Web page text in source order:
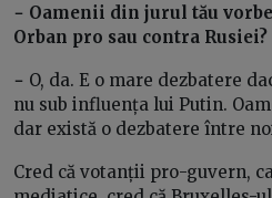
− Oamenii din jurul tău
Orban pro sau contra Rusiei?
− O, da. E o mare dezbatere
nu sub influența lui Putin.
dar există o dezbatere între
Cred că votanții pro-guvern,